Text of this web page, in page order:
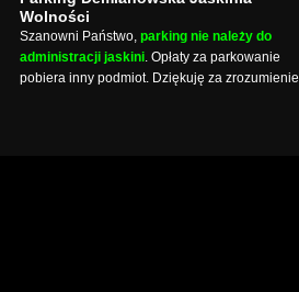
Wolności
Szanowni Państwo, parking nie należy do
administracji jaskini . Opłaty za parkowanie
pobiera inny podmiot. Dziękuję za zrozumienie.